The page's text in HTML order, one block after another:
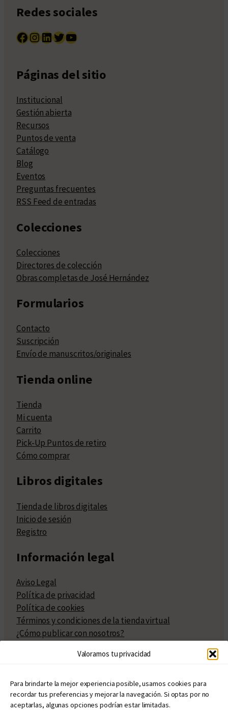
Valoramos tu privacidad
Para brindarte la mejor experiencia posible, usamos cookies para
recordar tus preferencias y mejorar la navegación. Si optas por no
aceptarlas, algunas opciones podrían estar limitadas.
Redes sociales
Facebook InstagramLinkedIn Twitter YouTube
Páginas del sitio
Institucional
Gestión abierta
Recursos
Puntos de venta
Catálogo
Blog
Eventos
Preguntas frecuentes
RSS Feed de entradas
Colecciones
Colecciones
Directores de colección
Obras completas de José Hernández
Formularios
Contacto
Suscripción
Envío de manuscritos/originales
Tienda online
Tienda
Mi cuenta
Carrito
Pick-Up Puntos de retiro
Cómo comprar
Libros digitales
Tienda de libros digitales
Inicio de sesión
Registro
Información legal
Aviso Legal
Política de privacidad
Política de cookies
Términos y condiciones de la tienda virtual
¿Cómo publicar con nosotros?
Políticas de publicación
Políticas de coedición
Atribuciones